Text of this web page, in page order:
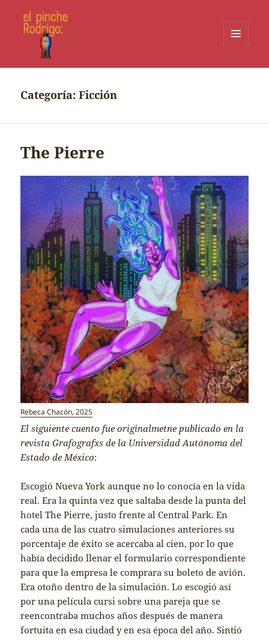
WIDGETS
Categoría:Ficción
The Pierre
Rebeca Chacón, 2025
El siguiente cuento fue originalmetne publicado en la
revista Grafografxs de la Universidad Autónoma del
Estado de México:
Escogió Nueva York aunque no lo conocía en la vida
real. Era la quinta vez que saltaba desde la punta del
hotel The Pierre, justo frente al Central Park. En
cada una de las cuatro simulaciones anteriores su
porcentaje de éxito se acercaba al cien, por lo que
había decidido llenar el formulario correspondiente
para que la empresa le comprara su boleto de avión.
Era otoño dentro de la simulación. Lo escogió así
por una película cursi sobre una pareja que se
reencontraba muchos años después de manera
fortuita en esa ciudad y en esa época del año. Sintió